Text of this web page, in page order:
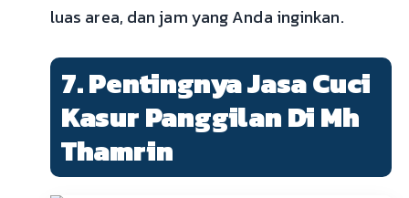
luas area, dan jam yang Anda inginkan.
7. Pentingnya Jasa Cuci
Kasur Panggilan Di Mh
Thamrin